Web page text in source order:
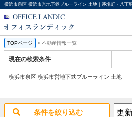
横浜市泉区 横浜市営地下鉄ブルーライン 土地｜茅場町・八丁
TOPページ > 不動産情報一覧
現在の検索条件
横浜市泉区 横浜市営地下鉄ブルーライン 土地
条件を絞り込む